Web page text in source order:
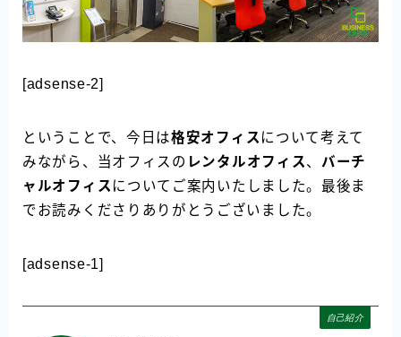
[adsense-2]
ということで、今日は格安オフィス について考えて
みながら、当オフィスの レンタルオフィス、 バーチ
ャルオフィス についてご案内いたしました。最後ま
でお読みくださりありがとうございました。
[adsense-1]
自己紹介